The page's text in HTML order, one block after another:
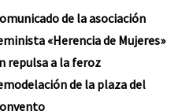
de la asociación
«Herencia de Mujeres»
repulsa a la feroz
de la plaza del